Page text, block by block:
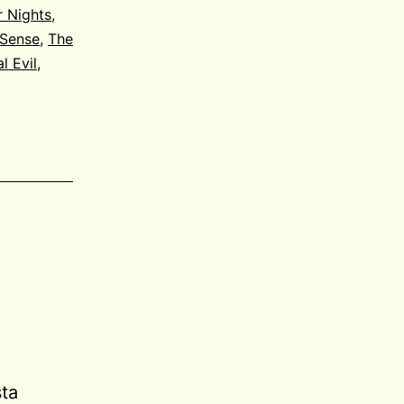
Nights,
, The
Evil,